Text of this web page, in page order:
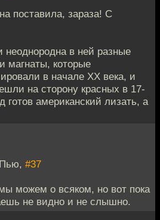
поставила, зараза! С
в ней разные
магнаты, которые
в начале ХХ века, и
на сторону красных в 17-
готов американский лизать, а
#37
можем о всяком, но вот пока
не видно и не слышно.